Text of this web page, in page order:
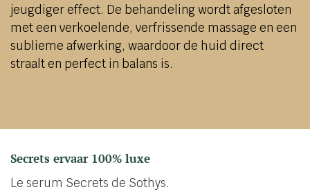
jeugdiger effect. De behandeling wordt afgesloten
met een verkoelende, verfrissende massage en een
sublieme afwerking, waardoor de huid direct
straalt en perfect in balans is.
Secrets ervaar 100% luxe
Le serum Secrets de Sothys.